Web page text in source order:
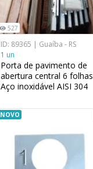
527
ID: 89365 | Guaíba - RS
1 un
Porta de pavimento de
abertura central 6 folhas
Aço inoxidável AISI 304
NOVO